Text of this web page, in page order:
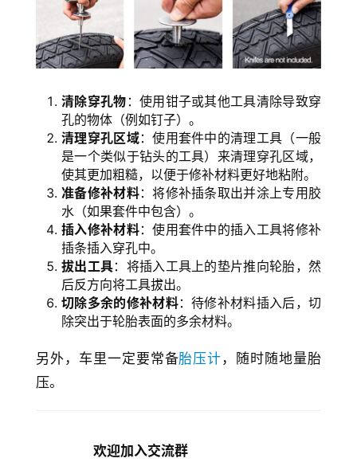
登录
清除穿孔物 ：使用钳子或其他工具清除导致穿
孔的物体（例如钉子）。
清理穿孔区域：使用套件中的清理工具（一般
是一个类似于钻头的工具）来清理穿孔区域，
使其更加粗糙，以便于修补材料更好地粘附。
准备修补材料：将修补插条取出并涂上专用胶
水（如果套件中包含）。
插入修补材料：使用套件中的插入工具将修补
插条插入穿孔中。
拔出工具：将插入工具上的垫片推向轮胎，然
后反方向将工具拔出。
切除多余的修补材料：待修补材料插入后，切
除突出于轮胎表面的多余材料。
另外，车里一定要常备胎压计 ，随时随地量胎
压。
欢迎加入交流群